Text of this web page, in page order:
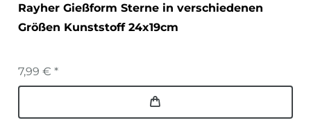
Rayher Gießform Sterne in verschiedenen
Größen Kunststoff 24x19cm
7,99 € *